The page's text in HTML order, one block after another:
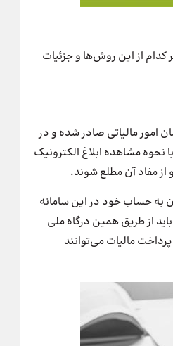
در ادامه هر کدام از این روش‌ها و جزئیات
امور مالیاتی صادر شده و در
نحوه مشاهده ابلاغ الکترونیک
از مفاد آن مطلع شوند.
به حساب خود در این سامانه
باید از طریق همین درگاه ملی
مالیات می‌توانند